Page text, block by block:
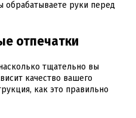
обрабатываете руки перед
отпечатки
тщательно вы
качество вашего
как это правильно